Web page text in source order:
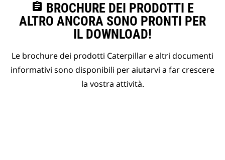
assignment BROCHURE DEI PRODOTTI E
ALTRO ANCORA SONO PRONTI PER
IL DOWNLOAD!
Le brochure dei prodotti Caterpillar e altri documenti
informativi sono disponibili per aiutarvi a far crescere
la vostra attività.